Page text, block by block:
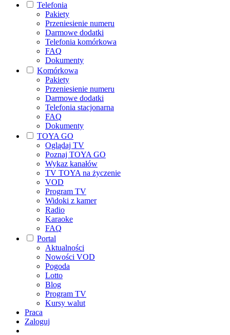
Telefonia
Pakiety
Przeniesienie numeru
Darmowe dodatki
Telefonia komórkowa
FAQ
Dokumenty
Komórkowa
Pakiety
Przeniesienie numeru
Darmowe dodatki
Telefonia stacjonarna
FAQ
Dokumenty
TOYA GO
Oglądaj TV
Poznaj TOYA GO
Wykaz kanałów
TV TOYA na życzenie
VOD
Program TV
Widoki z kamer
Radio
Karaoke
FAQ
Portal
Aktualności
Nowości VOD
Pogoda
Lotto
Blog
Program TV
Kursy walut
Praca
Zaloguj